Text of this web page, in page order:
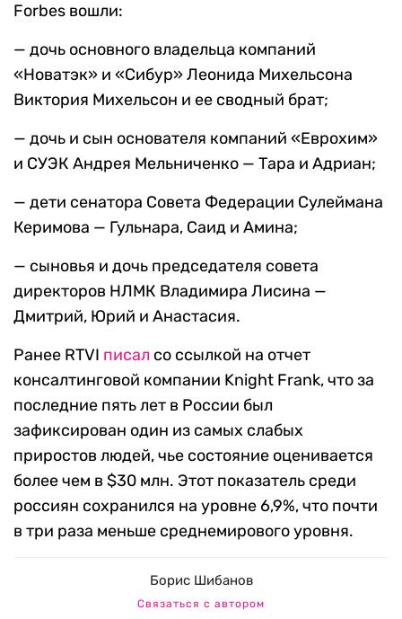
Forbes вошли:
— дочь основного владельца компаний
«Новатэк» и «Сибур» Леонида Михельсона
Виктория Михельсон и ее сводный брат;
— дочь и сын основателя компаний «Еврохим»
и СУЭК Андрея Мельниченко — Тара и Адриан;
— дети сенатора Совета Федерации Сулеймана
Керимова — Гульнара, Саид и Амина;
— сыновья и дочь председателя совета
директоров НЛМК Владимира Лисина —
Дмитрий, Юрий и Анастасия.
Ранее RTVI писал со ссылкой на отчет
консалтинговой компании Knight Frank, что за
последние пять лет в России был
зафиксирован один из самых слабых
приростов людей, чье состояние оценивается
более чем в $30 млн. Этот показатель среди
россиян сохранился на уровне 6,9%, что почти
в три раза меньше среднемирового уровня.
Борис Шибанов
Связаться с автором